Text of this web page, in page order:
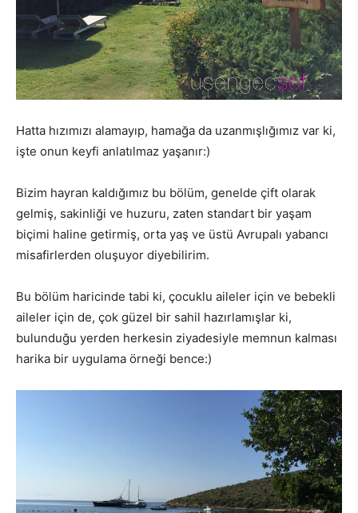
Hatta hızımızı alamayıp, hamağa da uzanmışlığımız var ki,
işte onun keyfi anlatılmaz yaşanır:)
Bizim hayran kaldığımız bu bölüm, genelde çift olarak
gelmiş, sakinliği ve huzuru, zaten standart bir yaşam
biçimi haline getirmiş, orta yaş ve üstü Avrupalı yabancı
misafirlerden oluşuyor diyebilirim.
Bu bölüm haricinde tabi ki, çocuklu aileler için ve bebekli
aileler için de, çok güzel bir sahil hazırlamışlar ki,
bulunduğu yerden herkesin ziyadesiyle memnun kalması
harika bir uygulama örneği bence:)